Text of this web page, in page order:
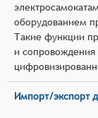
оборудованием
Такие функции
и сопровождения
Импорт/экспорт